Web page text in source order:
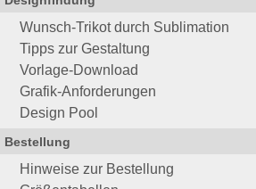
Wunsch-Trikot durch Sublimation
Tipps zur Gestaltung
Vorlage-Download
Grafik-Anforderungen
Design Pool
Bestellung
Hinweise zur Bestellung